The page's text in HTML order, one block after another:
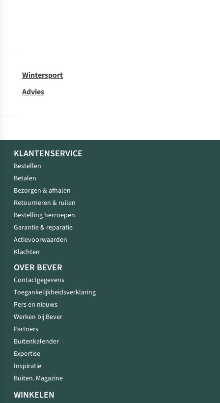
Wintersport
Advies
KLANTENSERVICE
Bestellen
Betalen
Bezorgen & afhalen
Retourneren & ruilen
Bestelling herroepen
Garantie & reparatie
Actievoorwaarden
Klachten
OVER BEVER
Contactgegevens
Toegankelijkheidsverklaring
Pers en nieuws
Werken bij Bever
Partners
Buitenkalender
Expertise
Inspiratie
Buiten. Magazine
WINKELEN